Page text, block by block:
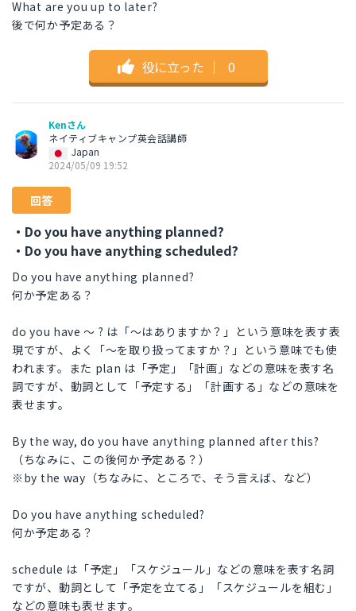
What are you up to later?
後で何か予定ある？
役に立った ｜ 0
Kenさん
ネイティブキャンプ英会話講師
Japan
2024/05/09 19:52
回答
・Do you have anything planned?
・Do you have anything scheduled?
Do you have anything planned?
何か予定ある？
do you have 〜 ? は「〜はありますか？」という意味を表す表
現ですが、よく「〜を取り扱ってますか？」という意味でも使
われます。また plan は「予定」「計画」などの意味を表す名
詞ですが、動詞として「予定する」「計画する」などの意味を
表せます。
By the way, do you have anything planned after this?
（ちなみに、この後何か予定ある？）
※by the way（ちなみに、ところで、そう言えば、など）
Do you have anything scheduled?
何か予定ある？
schedule は「予定」「スケジュール」などの意味を表す名詞
ですが、動詞として「予定を立てる」「スケジュールを組む」
などの意味も表せます。